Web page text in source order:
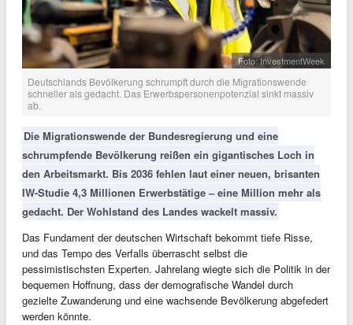
Foto: InvestmentWeek
Deutschlands Bevölkerung schrumpft durch die Migrationswende
schneller als gedacht. Das Erwerbspersonenpotenzial sinkt massiv
ab.
Die Migrationswende der Bundesregierung und eine
schrumpfende Bevölkerung reißen ein gigantisches Loch in
den Arbeitsmarkt. Bis 2036 fehlen laut einer neuen, brisanten
IW-Studie 4,3 Millionen Erwerbstätige – eine Million mehr als
gedacht. Der Wohlstand des Landes wackelt massiv.
Das Fundament der deutschen Wirtschaft bekommt tiefe Risse,
und das Tempo des Verfalls überrascht selbst die
pessimistischsten Experten. Jahrelang wiegte sich die Politik in der
bequemen Hoffnung, dass der demografische Wandel durch
gezielte Zuwanderung und eine wachsende Bevölkerung abgefedert
werden könnte.